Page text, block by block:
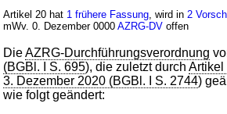
Inkrafttreten wird separat bekanntgegeben,
FNA: 210-9/1Pass-, Ausweis- und Meldewesen
wird in 27 Vorschriften zitiert
Artikel 20 hat 1 frühere Fassung , wird in 2
mWv. 0. Dezember 0000AZRG-DV offen
DieAZRG-Durchführungsverordnung
(BGBl. I S. 695), die zuletzt durchArtikel
3. Dezember 2020 (BGBl. I S. 2744)
wie folgt geändert: